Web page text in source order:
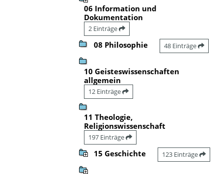
06 Information und
Dokumentation
2 Einträge
08 Philosophie 48 Einträge
10 Geisteswissenschaften
allgemein
12 Einträge
11 Theologie,
Religionswissenschaft
197 Einträge
15 Geschichte 123 Einträge